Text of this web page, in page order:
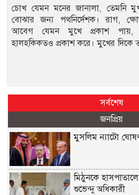
চোখ যেমন মনের জানালা, তেমনি মুখ
বোঝার জন্য পথনির্দেশক। রাগ,
আবেগ যেমন মুখে প্রকাশ পায়,
হালহকিকতও প্রকাশ করে। মুখের দিকে
সর্বশেষ
জনপ্রিয়
মুসলিম ন্যাটো
মিঠুনকে হাসপাতালে
শুভেন্দু অধিকারী